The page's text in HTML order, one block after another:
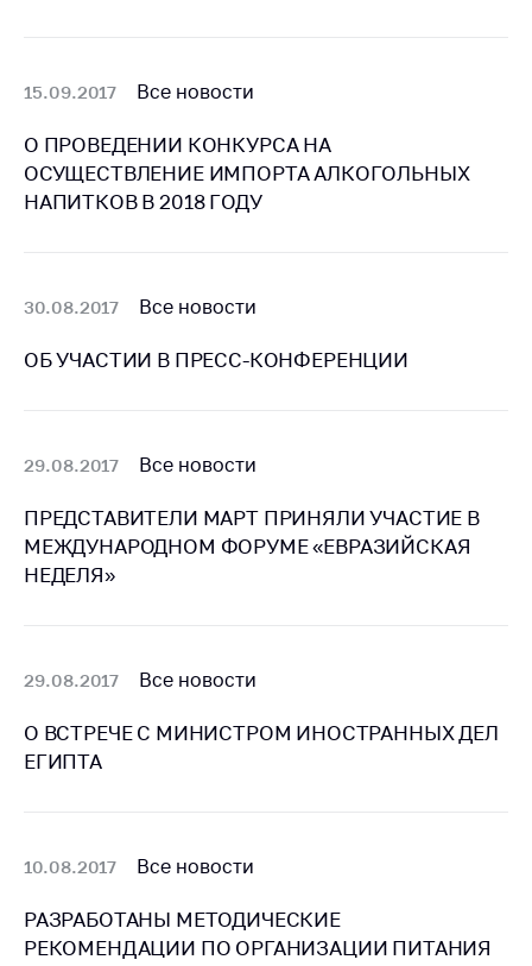
Регулирование
рекламной
деятельности
Международное
сотрудничество
Беларусь
персональных
данных
Новости
Личный прием
Прямaя телефоннaя
Электронные
Сообщить о росте
15.09.2017 Все новости
О ПРОВЕДЕНИИ КОНКУРСА НА
ОСУЩЕСТВЛЕНИЕ ИМПОРТА АЛКОГОЛЬНЫХ
НАПИТКОВ В 2018 ГОДУ
30.08.2017 Все новости
ОБ УЧАСТИИ В ПРЕСС-КОНФЕРЕНЦИИ
29.08.2017 Все новости
ПРЕДСТАВИТЕЛИ МАРТ ПРИНЯЛИ УЧАСТИЕ В
МЕЖДУНАРОДНОМ ФОРУМЕ «ЕВРАЗИЙСКАЯ
НЕДЕЛЯ»
29.08.2017 Все новости
О ВСТРЕЧЕ С МИНИСТРОМ ИНОСТРАННЫХ ДЕЛ
ЕГИПТА
10.08.2017 Все новости
РАЗРАБОТАНЫ МЕТОДИЧЕСКИЕ
РЕКОМЕНДАЦИИ ПО ОРГАНИЗАЦИИ ПИТАНИЯ